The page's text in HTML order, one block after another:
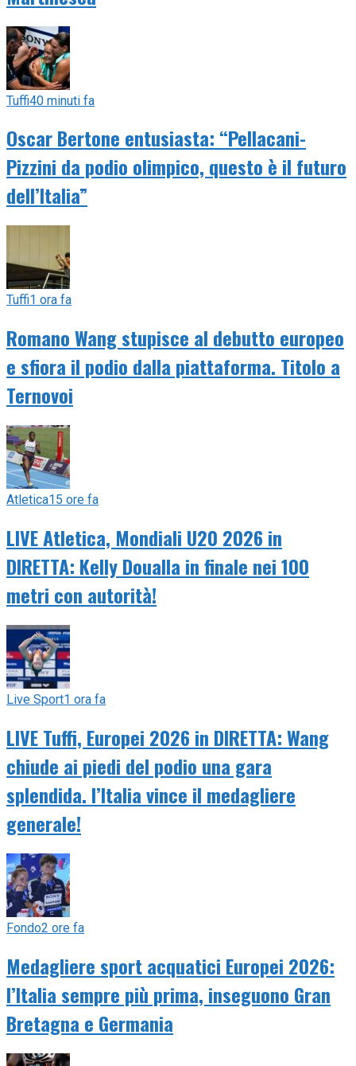
Tuffi40 minuti fa
Oscar Bertone entusiasta: “Pellacani-
Pizzini da podio olimpico, questo è il futuro
dell’Italia”
Tuffi1 ora fa
Romano Wang stupisce al debutto europeo
e sfiora il podio dalla piattaforma. Titolo a
Ternovoi
Atletica15 ore fa
LIVE Atletica, Mondiali U20 2026 in
DIRETTA: Kelly Doualla in finale nei 100
metri con autorità!
Live Sport1 ora fa
LIVE Tuffi, Europei 2026 in DIRETTA: Wang
chiude ai piedi del podio una gara
splendida. l’Italia vince il medagliere
generale!
Fondo2 ore fa
Medagliere sport acquatici Europei 2026:
l’Italia sempre più prima, inseguono Gran
Bretagna e Germania